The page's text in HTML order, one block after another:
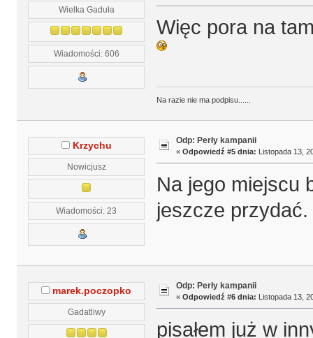
Wielka Gaduła
Wiadomości: 606
Więc pora na
Na razie nie ma podpisu......
Krzychu
Nowicjusz
Wiadomości: 23
Odp: Perły kampanii
« Odpowiedź #5 dnia: Listopada 13,
Na jego miejscu
jeszcze przydać.
marek.poczopko
Gadatliwy
Odp: Perły kampanii
« Odpowiedź #6 dnia: Listopada 13,
pisałem już w